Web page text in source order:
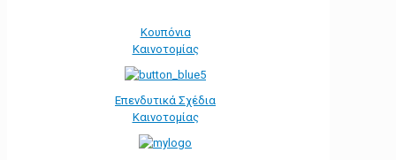
Κουπόνια
Καινοτομίας
Επενδυτικά Σχέδια
Καινοτομίας